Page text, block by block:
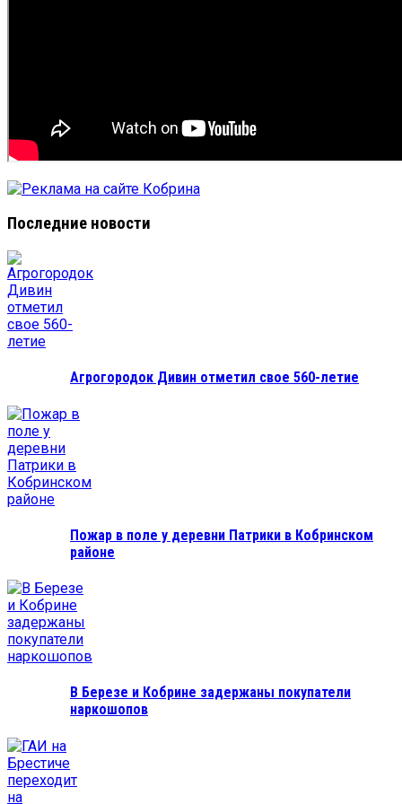
Последние новости
Агрогородок Дивин отметил свое 560-летие
Пожар в поле у деревни Патрики в Кобринском
районе
В Березе и Кобрине задержаны покупатели
наркошопов